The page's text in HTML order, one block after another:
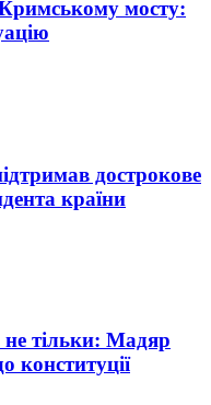
мосту:
дострокове
країни
не тільки: Мадяр
конституції